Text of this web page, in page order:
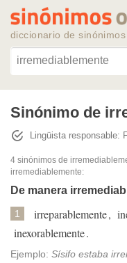
diccionario de
Sinónimo de
Lingüista responsable:
4 sinónimos de
irremediablemente:
De manera
1 irreparablemente,
inexorablemente.
Ejemplo: Sísifo estaba